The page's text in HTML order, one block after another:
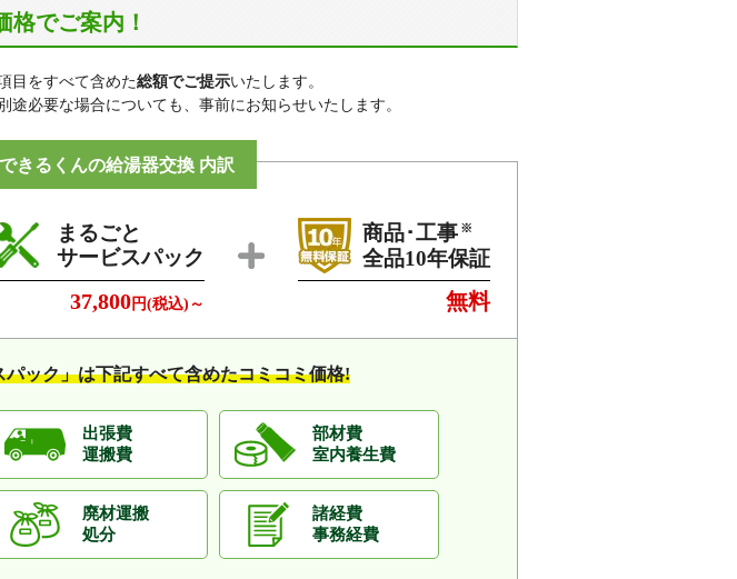
格でご案内！
目をすべて含めた総額でご提示いたします。
必要な場合についても、事前にお知らせいたします。
きるくんの給湯器交換 内訳
まるごと
サービスパック
37,800円(税込)～
商品･工事 ※
全品10年保証
無料
パック」は下記すべて含めたコミコミ価格!
出張費
運搬費
部材費
室内養生費
廃材運搬
処分
諸経費
事務経費